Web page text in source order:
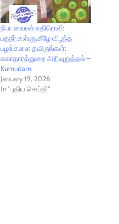
நிபா வைரஸ் எதிரொலி:
பதநீர்,கள்ளு,கீழே விழந்த
பழங்களை தவிருங்கள்:
சுகாதாரத்துறை அறிவுறுத்தல் –
Kumudam
January 19, 2026
In "புதிய செய்தி"